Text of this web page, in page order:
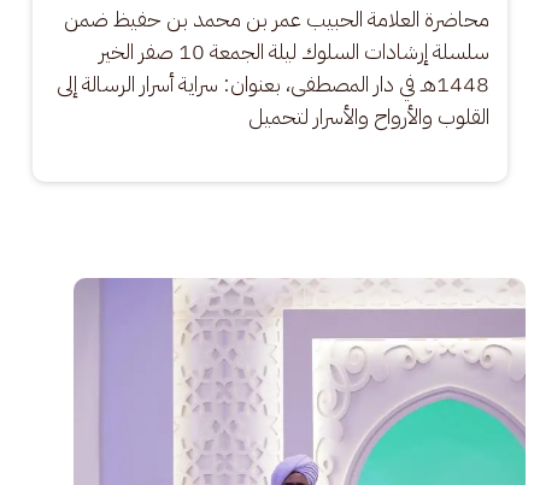
محاضرة العلامة الحبيب عمر بن محمد بن حفيظ ضمن
سلسلة إرشادات السلوك ليلة الجمعة 10 صفر الخير
1448هـ في دار المصطفى، بعنوان: سراية أسرار الرسالة إلى
القلوب والأرواح والأسرار لتحميل
الصورة